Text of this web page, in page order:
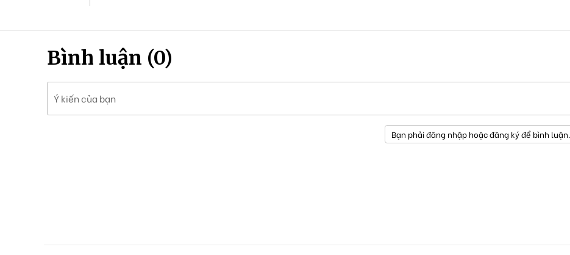
Bình luận (0)
Ý kiến của bạn
Bạn phải đăng nhập hoặc đăng ký để bình luận.